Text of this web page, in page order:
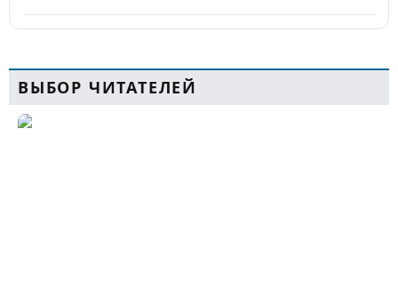
ВЫБОР ЧИТАТЕЛЕЙ